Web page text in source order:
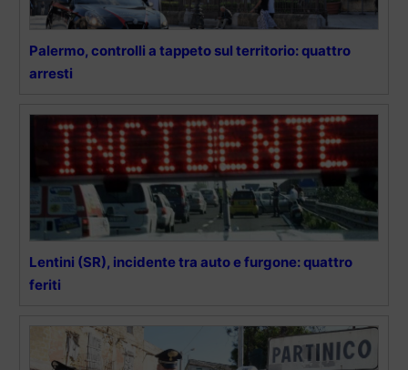
Palermo, controlli a tappeto sul territorio: quattro
arresti
Lentini (SR), incidente tra auto e furgone: quattro
feriti